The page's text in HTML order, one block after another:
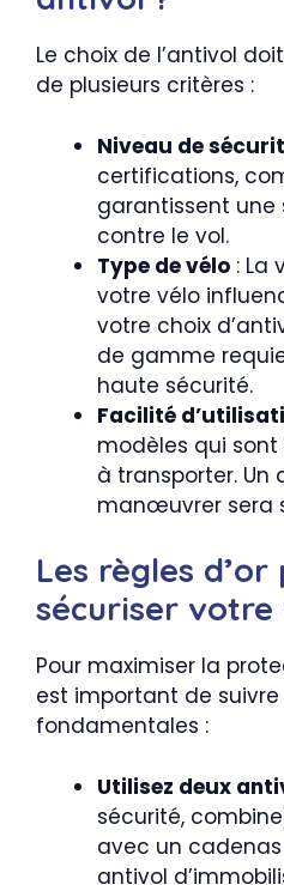
Le choix de l’antivol
de plusieurs critères :
Niveau de
certifications,
garantissent
contre le vol.
Type de vélo : La
votre vélo
votre choix
de gamme
haute sécurité.
Facilité
modèles qui
à transporter.
manœuvrer sera
Les règles d’or
sécuriser votre
Pour maximiser la
est important de
fondamentales :
Utilisez deux
sécurité,
avec un
antivol